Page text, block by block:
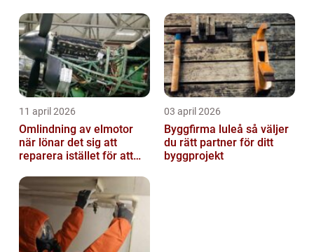
11 april 2026
Omlindning av elmotor
när lönar det sig att
reparera istället för att
03 april 2026
Byggfirma luleå så väljer
du rätt partner för ditt
byggprojekt